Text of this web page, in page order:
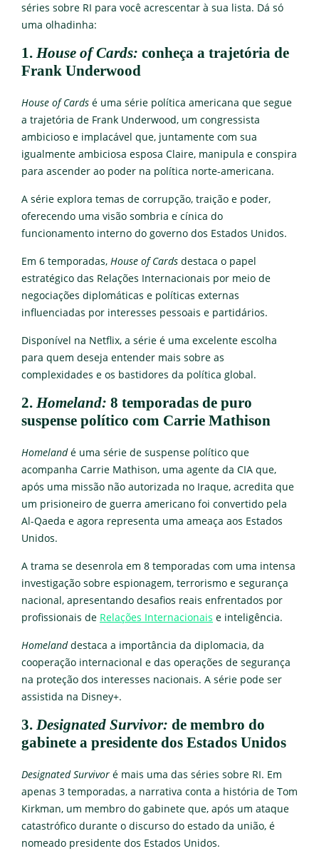
séries sobre RI para você acrescentar à sua lista. Dá só
uma olhadinha:
1. House of Cards: conheça a trajetória de
Frank Underwood
House of Cards é uma série política americana que segue
a trajetória de Frank Underwood, um congressista
ambicioso e implacável que, juntamente com sua
igualmente ambiciosa esposa Claire, manipula e conspira
para ascender ao poder na política norte-americana.
A série explora temas de corrupção, traição e poder,
oferecendo uma visão sombria e cínica do
funcionamento interno do governo dos Estados Unidos.
Em 6 temporadas, House of Cards destaca o papel
estratégico das Relações Internacionais por meio de
negociações diplomáticas e políticas externas
influenciadas por interesses pessoais e partidários.
Disponível na Netflix, a série é uma excelente escolha
para quem deseja entender mais sobre as
complexidades e os bastidores da política global.
2. Homeland: 8 temporadas de puro
suspense político com Carrie Mathison
Homelandé uma série de suspense político que
acompanha Carrie Mathison, uma agente da CIA que,
após uma missão não autorizada no Iraque, acredita que
um prisioneiro de guerra americano foi convertido pela
Al-Qaeda e agora representa uma ameaça aos Estados
Unidos.
A trama se desenrola em 8 temporadas com uma intensa
investigação sobre espionagem, terrorismo e segurança
nacional, apresentando desafios reais enfrentados por
profissionais de Relações Internacionais e inteligência.
Homelanddestaca a importância da diplomacia, da
cooperação internacional e das operações de segurança
na proteção dos interesses nacionais. A série pode ser
assistida na Disney+.
3. Designated Survivor: de membro do
gabinete a presidente dos Estados Unidos
Designated Survivor é mais uma das séries sobre RI. Em
apenas 3 temporadas, a narrativa conta a história de Tom
Kirkman, um membro do gabinete que, após um ataque
catastrófico durante o discurso do estado da união, é
nomeado presidente dos Estados Unidos.